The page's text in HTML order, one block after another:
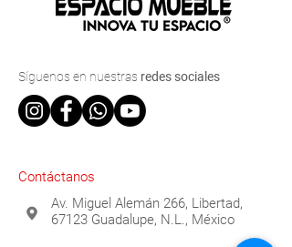
Síguenos en nuestras redes sociales
Contáctanos
Av. Miguel Alemán 266, Libertad,
67123 Guadalupe, N.L., México